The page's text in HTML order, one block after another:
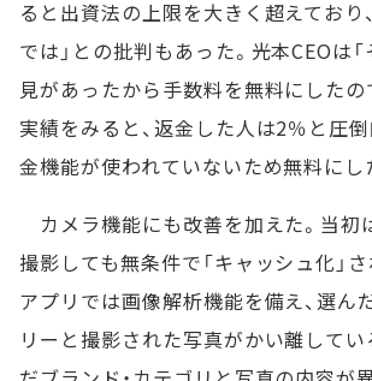
ると出資法の上限を大きく超えており
では」との批判もあった。光本CEOは
見があったから手数料を無料にしたの
実績をみると、返金した人は2％と圧
金機能が使われていないため無料にし
カメラ機能にも改善を加えた。当初
撮影しても無条件で「キャッシュ化」
アプリでは画像解析機能を備え、選ん
リーと撮影された写真がかい離してい